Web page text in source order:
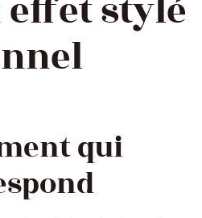
stylé
qui